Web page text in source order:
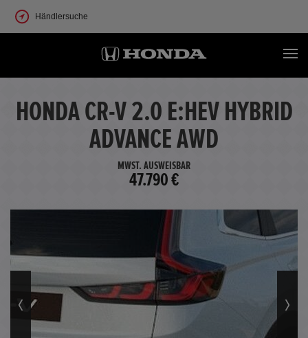
Händlersuche
HONDA CR-V 2.0 E:HEV HYBRID
ADVANCE AWD
MWST. AUSWEISBAR
47.790 €